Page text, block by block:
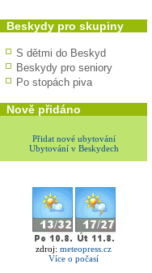
Beskydy pro skupiny
S dětmi do Beskyd
Beskydy pro seniory
Po stopách piva
Nově přidáno
Přidat nové ubytování
Ubytování v Beskydech
zdroj: meteopress.cz
Více o počasí